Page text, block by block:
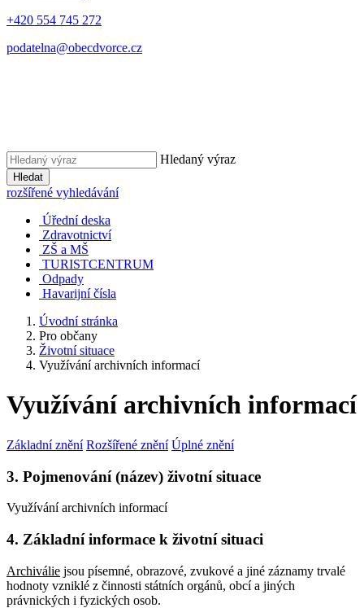
+420 554 745 272
podatelna@obecdvorce.cz
Hledaný výraz
Hledat
rozšířené vyhledávání
Úřední deska
Zdravotnictví
ZŠ a MŠ
TURISTCENTRUM
Odpady
Havarijní čísla
Úvodní stránka
Pro občany
Životní situace
Využívání archivních informací
Využívání archivních informací
Základní znění Rozšířené znění Úplné znění
3. Pojmenování (název) životní situace
Využívání archivních informací
4. Základní informace k životní situaci
Archiválie jsou písemné, obrazové, zvukové a jiné záznamy trvalé
hodnoty vzniklé z činnosti státních orgánů, obcí a jiných
právnických i fyzických osob.